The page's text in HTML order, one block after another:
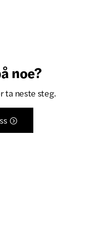
noe?
ta neste steg.
